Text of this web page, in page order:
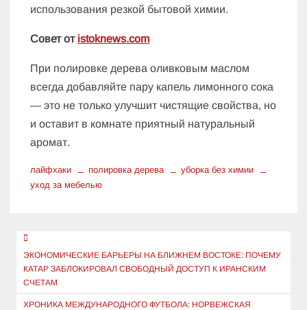
использования резкой бытовой химии.
Совет от istoknews.com
При полировке дерева оливковым маслом
всегда добавляйте пару капель лимонного сока
— это не только улучшит чистящие свойства, но
и оставит в комнате приятный натуральный
аромат.
лайфхаки полировка дерева
уборка без химии
уход за мебелью
Навигация
по
записям
ЭКОНОМИЧЕСКИЕ БАРЬЕРЫ НА БЛИЖНЕМ ВОСТОКЕ: ПОЧЕМУ
КАТАР ЗАБЛОКИРОВАЛ СВОБОДНЫЙ ДОСТУП К ИРАНСКИМ
СЧЕТАМ
ХРОНИКА МЕЖДУНАРОДНОГО ФУТБОЛА: НОРВЕЖСКАЯ